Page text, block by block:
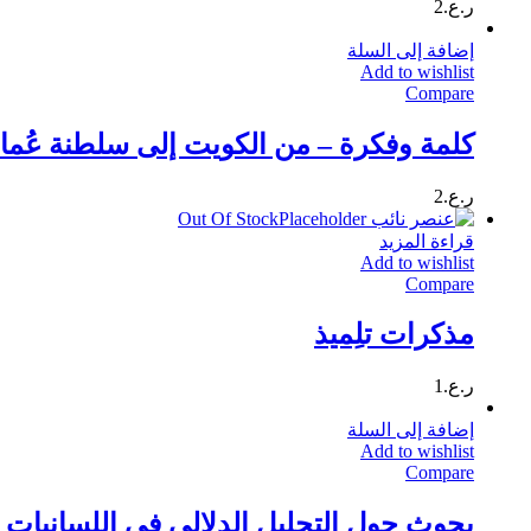
ر.ع.2
إضافة إلى السلة
Add to wishlist
Compare
كلمة وفكرة – من الكويت إلى سلطنة
ر.ع.2
Out Of Stock
قراءة المزيد
Add to wishlist
Compare
مذكرات تلِميذ
ر.ع. 1
إضافة إلى السلة
Add to wishlist
Compare
بحوث حول التحليل الدلالي في اللسانيات